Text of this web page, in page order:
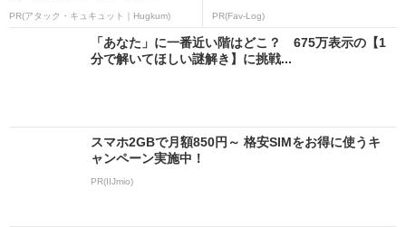
PR(アタック・キュキュット｜Hugkum) PR(Fav-Log)
「あなた」に一番近い階はどこ？ 675万表示の【1
分で解いてほしい謎解き】に挑戦...
スマホ2GBで月額850円～ 格安SIMをお得に使うキ
ャンペーン実施中！
PR(IIJmio)